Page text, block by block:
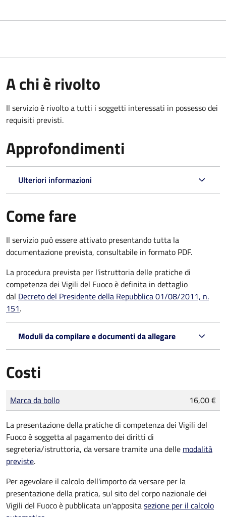
A chi è rivolto
Il servizio è rivolto a tutti i soggetti interessati in possesso dei
requisiti previsti.
Approfondimenti
Ulteriori informazioni
Come fare
Il servizio può essere attivato presentando tutta la
documentazione prevista, consultabile in formato PDF.
La procedura prevista per l'istruttoria delle pratiche di
competenza dei Vigili del Fuoco è definita in dettaglio
dal Decreto del Presidente della Repubblica 01/08/2011, n.
151.
Moduli da compilare e documenti da allegare
Costi
Tipo di pagamento
Importo
Marca da bollo 16,00 €
La presentazione della pratiche di competenza dei Vigili del
Fuoco è soggetta al pagamento dei diritti di
segreteria/istruttoria, da versare tramite una delle modalità
previste.
Per agevolare il calcolo dell'importo da versare per la
presentazione della pratica, sul sito del corpo nazionale dei
Vigili del Fuoco è pubblicata un'appositasezione per il calcolo